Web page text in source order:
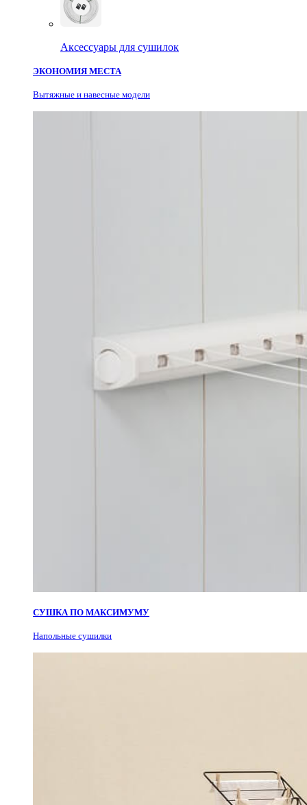
Аксессуары для сушилок
ЭКОНОМИЯ МЕСТА
Вытяжные и навесные модели
СУШКА ПО МАКСИМУМУ
Напольные сушилки